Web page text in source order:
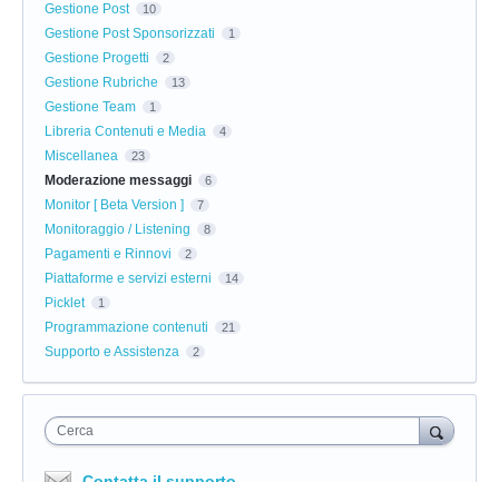
Gestione Post 10
Gestione Post Sponsorizzati 1
Gestione Progetti 2
Gestione Rubriche 13
Gestione Team 1
Libreria Contenuti e Media 4
Miscellanea 23
Moderazione messaggi 6
Monitor [ Beta Version ] 7
Monitoraggio / Listening 8
Pagamenti e Rinnovi 2
Piattaforme e servizi esterni 14
Picklet 1
Programmazione contenuti 21
Supporto e Assistenza 2
Cerca